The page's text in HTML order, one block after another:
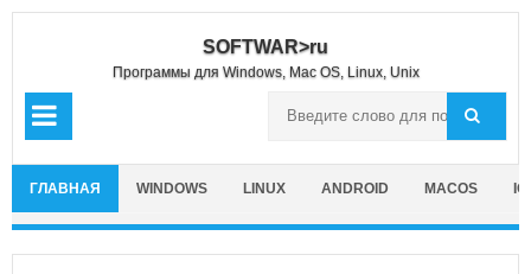
SOFTWAR>ru
Программы для Windows, Mac OS, Linux, Unix
ГЛАВНАЯ WINDOWS LINUX ANDROID MACOS